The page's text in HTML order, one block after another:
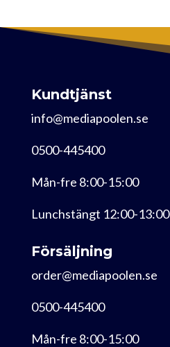
Kundtjänst
info@mediapoolen.se
0500-445400
Mån-fre 8:00-15:00
Lunchstängt 12:00-13:00
Försäljning
order@mediapoolen.se
0500-445400
Mån-fre 8:00-15:00